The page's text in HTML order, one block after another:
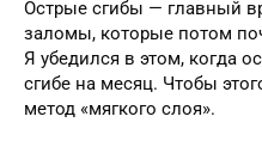
Острые сгибы — главный
заломы, которые потом
Я убедился в этом, когда
сгибе на месяц. Чтобы
метод «мягкого слоя».